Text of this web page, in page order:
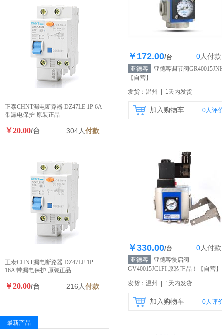
库存100个
￥172.00/台 0人付款
亚德客
亚德客调节阀
【自营】
发货：温州 | 1天内发货
加入购物车 0人评
库存100个
￥330.00/台 0人付款
亚德客
亚德客慢启阀
GV40015JC1FI 原装正品！
【自营】
发货：温州 | 1天内发货
加入购物车 0人评
正泰CHNT漏电断路器 DZ47LE 1P 6A
带漏电保护 原装正品
￥20.00/台 304人付款
正泰CHNT漏电断路器 DZ47LE 1P
16A 带漏电保护 原装正品
￥20.00/台 216人付款
最新产品